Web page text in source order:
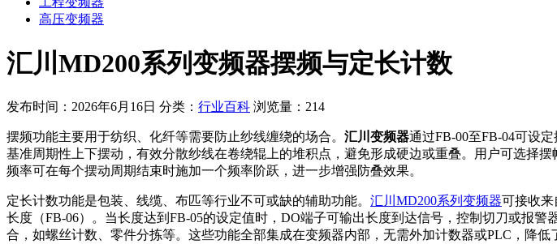
高压变频器
汇川MD200系列变频器摆频与定长计数
发布时间：2026年6月16日 分类： 行业百科 浏览量：214
摆频功能主要用于纺织、化纤等需要防止纱线缠绕的场合。 汇川变频器通过FB-00至FB-04可设
基准周期性上下摆动，有效分散纱线在卷绕辊上的堆积点，避免形成硬边或重叠。用户可选择
频率可在每个摆动周期结束时施加一个频率阶跃，进一步增强防叠效果。
定长计数功能是包装、线缆、布匹等行业不可或缺的辅助功能。 汇川MD200系列变频器可接收来
长度（FB-06）。当长度达到FB-05的设定值时，DO端子可输出长度到达信号，控制切刀或报
合，如螺丝计数、零件分拣等。这些功能全部集成在变频器内部，无需外加计数器或PLC，降低